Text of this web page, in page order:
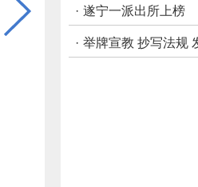
· 遂宁一派出所上榜
· 举牌宣教 抄写法规